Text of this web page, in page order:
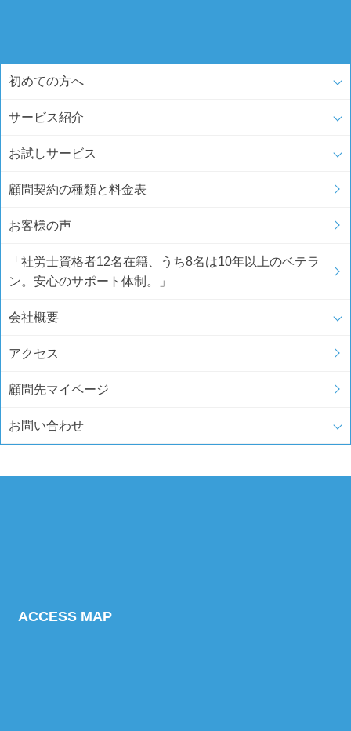
初めての方へ
サービス紹介
お試しサービス
顧問契約の種類と料金表
お客様の声
「社労士資格者12名在籍、うち8名は10年以上のベテラ
ン。安心のサポート体制。」
会社概要
アクセス
顧問先マイページ
お問い合わせ
ACCESS MAP